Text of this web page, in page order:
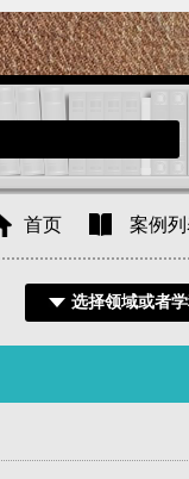
首页 案例
选择领域或者